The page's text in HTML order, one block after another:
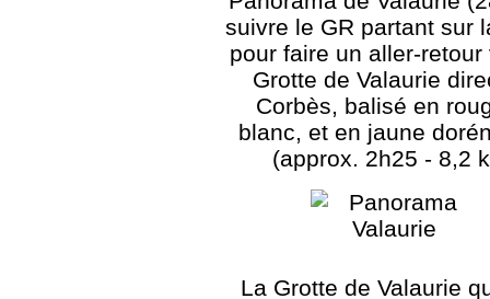
suivre le GR partant sur
pour faire un aller-retour
Grotte de Valaurie
Corbès, balisé en
blanc, et en jaune
(approx. 2h25 - 8,2
La Grotte de Valaurie